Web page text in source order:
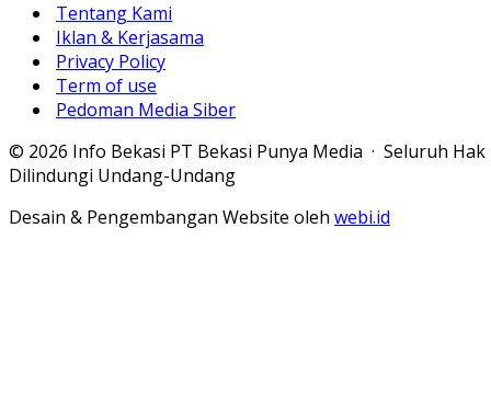
Tentang Kami
Iklan & Kerjasama
Privacy Policy
Term of use
Pedoman Media Siber
© 2026 Info Bekasi PT Bekasi Punya Media · Seluruh Hak
Dilindungi Undang-Undang
Desain & Pengembangan Website oleh webi.id